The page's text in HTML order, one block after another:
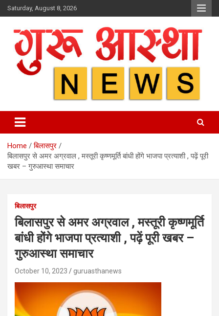
Skip
to
Saturday, August 8, 2026
Home
बिलासपुर
बिलासपुर से अमर अग्रवाल , मस्तूरी कृष्णमूर्ति बांधी होंगे भाजपा प्रत्याशी , पढ़ें पूरी
खबर – गुरुआस्था समाचार
बिलासपुर
बिलासपुर से अमर अग्रवाल , मस्तूरी कृष्णमूर्ति
बांधी होंगे भाजपा प्रत्याशी , पढ़ें पूरी खबर –
गुरुआस्था समाचार
October 10, 2023 guruasthanews